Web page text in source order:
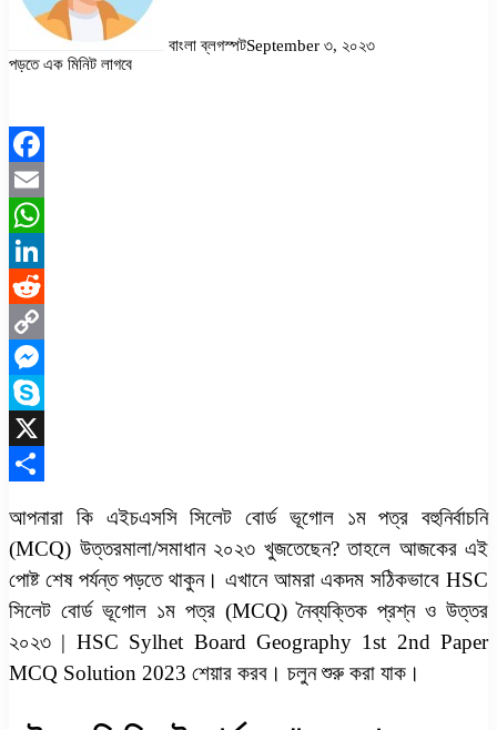
বাংলা ব্লগস্পটSeptember ৩, ২০২৩
পড়তে এক মিনিট লাগবে
Facebook
Email
WhatsApp
LinkedIn
Reddit
Copy
Link
Messenger
Skype
X
আপনারা কি এইচএসসি সিলেট বোর্ড ভূগোল ১ম পত্র বহুনির্বাচনি
(MCQ) উত্তরমালা/সমাধান ২০২৩ খুজতেছেন? তাহলে আজকের এই
পোষ্ট শেষ পর্যন্ত পড়তে থাকুন। এখানে আমরা একদম সঠিকভাবে HSC
সিলেট বোর্ড ভূগোল ১ম পত্র (MCQ) নৈব্যক্তিক প্রশ্ন ও উত্তর
২০২৩ | HSC Sylhet Board Geography 1st 2nd Paper
MCQ Solution 2023 শেয়ার করব। চলুন শুরু করা যাক।